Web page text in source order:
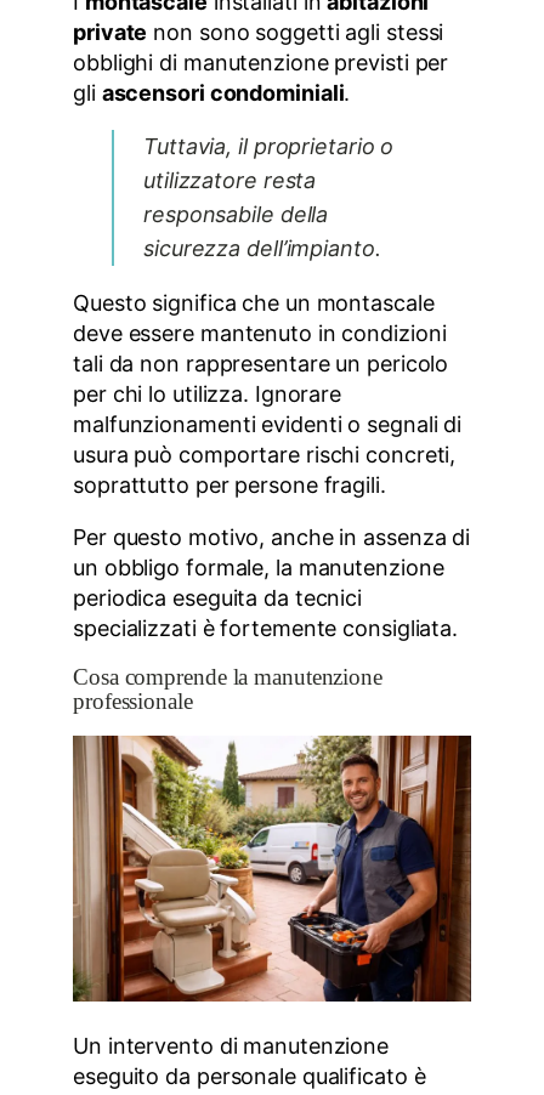
private non sono soggetti agli stessi
obblighi di manutenzione previsti per
gli ascensori condominiali.
Tuttavia, il proprietario o
utilizzatore resta
responsabile della
sicurezza dell’impianto.
Questo significa che un montascale
deve essere mantenuto in condizioni
tali da non rappresentare un pericolo
per chi lo utilizza. Ignorare
malfunzionamenti evidenti o segnali di
usura può comportare rischi concreti,
soprattutto per persone fragili.
Per questo motivo, anche in assenza di
un obbligo formale, la manutenzione
periodica eseguita da tecnici
specializzati è fortemente consigliata.
Cosa comprende la manutenzione
professionale
Un intervento di manutenzione
eseguito da personale qualificato è